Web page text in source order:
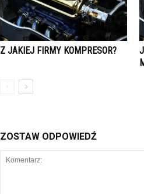
Z JAKIEJ FIRMY KOMPRESOR?
ZOSTAW ODPOWIEDŹ